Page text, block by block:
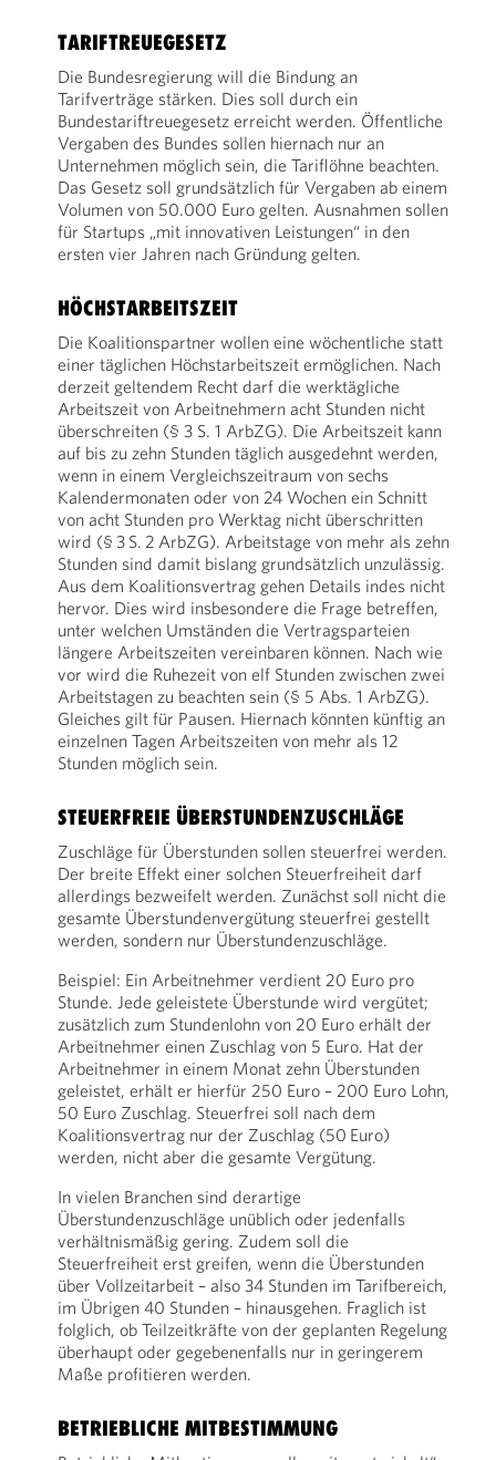
TARIFTREUEGESETZ
Die Bundesregierung will die Bindung an
Tarifverträge stärken. Dies soll durch ein
Bundestariftreuegesetz erreicht werden. Öffentliche
Vergaben des Bundes sollen hiernach nur an
Unternehmen möglich sein, die Tariflöhne beachten.
Das Gesetz soll grundsätzlich für Vergaben ab einem
Volumen von 50.000 Euro gelten. Ausnahmen sollen
für Startups „mit innovativen Leistungen“ in den
ersten vier Jahren nach Gründung gelten.
HÖCHSTARBEITSZEIT
Die Koalitionspartner wollen eine wöchentliche statt
einer täglichen Höchstarbeitszeit ermöglichen. Nach
derzeit geltendem Recht darf die werktägliche
Arbeitszeit von Arbeitnehmern acht Stunden nicht
überschreiten (§ 3 S. 1 ArbZG). Die Arbeitszeit kann
auf bis zu zehn Stunden täglich ausgedehnt werden,
wenn in einem Vergleichszeitraum von sechs
Kalendermonaten oder von 24 Wochen ein Schnitt
von acht Stunden pro Werktag nicht überschritten
wird (§ 3 S. 2 ArbZG). Arbeitstage von mehr als zehn
Stunden sind damit bislang grundsätzlich unzulässig.
Aus dem Koalitionsvertrag gehen Details indes nicht
hervor. Dies wird insbesondere die Frage betreffen,
unter welchen Umständen die Vertragsparteien
längere Arbeitszeiten vereinbaren können. Nach wie
vor wird die Ruhezeit von elf Stunden zwischen zwei
Arbeitstagen zu beachten sein (§ 5 Abs. 1 ArbZG).
Gleiches gilt für Pausen. Hiernach könnten künftig an
einzelnen Tagen Arbeitszeiten von mehr als 12
Stunden möglich sein.
STEUERFREIE ÜBERSTUNDENZUSCHLÄGE
Zuschläge für Überstunden sollen steuerfrei werden.
Der breite Effekt einer solchen Steuerfreiheit darf
allerdings bezweifelt werden. Zunächst soll nicht die
gesamte Überstundenvergütung steuerfrei gestellt
werden, sondern nur Überstundenzuschläge.
Beispiel: Ein Arbeitnehmer verdient 20 Euro pro
Stunde. Jede geleistete Überstunde wird vergütet;
zusätzlich zum Stundenlohn von 20 Euro erhält der
Arbeitnehmer einen Zuschlag von 5 Euro. Hat der
Arbeitnehmer in einem Monat zehn Überstunden
geleistet, erhält er hierfür 250 Euro – 200 Euro Lohn,
50 Euro Zuschlag. Steuerfrei soll nach dem
Koalitionsvertrag nur der Zuschlag (50 Euro)
werden, nicht aber die gesamte Vergütung.
In vielen Branchen sind derartige
Überstundenzuschläge unüblich oder jedenfalls
verhältnismäßig gering. Zudem soll die
Steuerfreiheit erst greifen, wenn die Überstunden
über Vollzeitarbeit – also 34 Stunden im Tarifbereich,
im Übrigen 40 Stunden – hinausgehen. Fraglich ist
folglich, ob Teilzeitkräfte von der geplanten Regelung
überhaupt oder gegebenenfalls nur in geringerem
Maße profitieren werden.
BETRIEBLICHE MITBESTIMMUNG